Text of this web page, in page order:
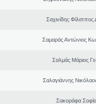
Σαχινίδης Φίλιππος
Σαμαράς Αντώνιος
Σαλμάς Μάριος
Σαλαγιάννης
Σακοράφα